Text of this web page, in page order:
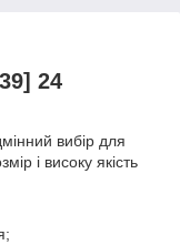
24
вибір для
і високу якість